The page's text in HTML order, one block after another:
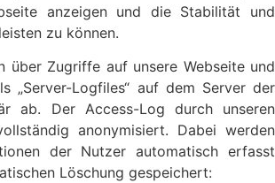
anzeigen und die Stabilität und
zu können.
über Zugriffe auf unsere Webseite und
„Server-Logfiles“ auf dem Server der
ab. Der Access-Log durch unseren
anonymisiert. Dabei werden
der Nutzer automatisch erfasst
Löschung gespeichert: